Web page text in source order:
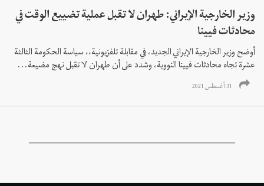
وزير الخارجية الإيراني: طهران لا تقبل عملية تضييع الوقت في
محادثات فيينا
أوضح وزير الخارجية الإيراني الجديد، في مقابلة تلفزيونية،، سياسة الحكومة الثالثة
عشرة تجاه محادثات فيينا النووية، وشدد على أن طهران لا تقبل نهج مضيعة...
31 أغسطس 2021